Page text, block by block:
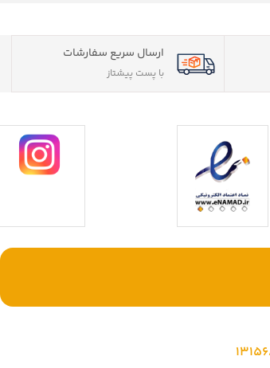
ارسال سریع سفارشات
با پست پیشتاز